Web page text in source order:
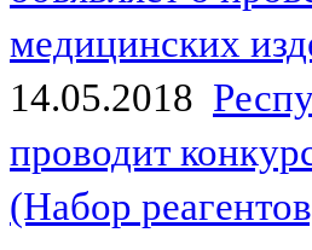
медицинских
14.05.2018
проводит
(Набор